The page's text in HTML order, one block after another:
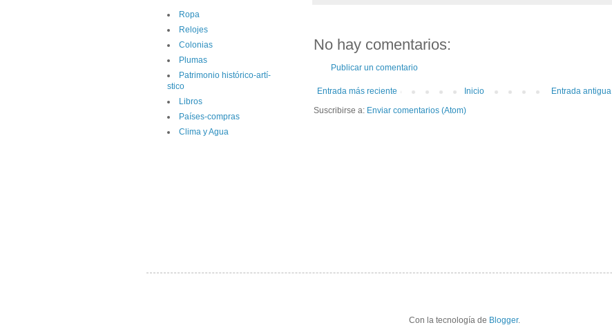
No hay comentarios:
Publicar un comentario
Entrada más reciente Entrada antigua
Inicio
Suscribirse a: Enviar comentarios (Atom)
Ropa
Relojes
Colonias
Plumas
Patrimonio histórico-artí­
stico
Libros
Paí­ses-compras
Clima y Agua
Con la tecnología de Blogger.